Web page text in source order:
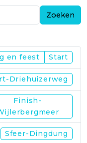
Zoeken
en feest Start
Driehuizerweg
Finish-
Sfeer-Dingdung